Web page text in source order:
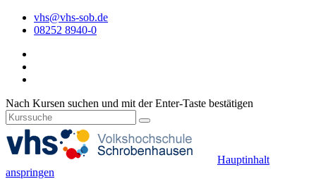
vhs@vhs-sob.de
08252 8940-0
Nach Kursen suchen und mit der Enter-Taste bestätigen
Hauptinhalt
anspringen